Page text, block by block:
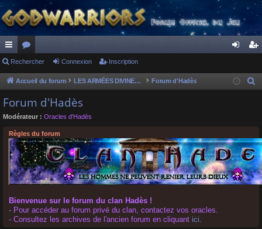
ac
co
ur
ci
or
u
s
ne cri
Rechercher Connexion Inscription
Accueil du forum LES ARMÉES DIVINES - FORUMS DE CLAN Forum d'Hadès
r
c
h
e
Forum d'Hadès
Modérateur : Oracles d'Hadès
Règles du forum
Bienvenue sur le forum du clan Hadès !
- Pour accéder au forum privé du clan, contactez vos oracles.
- Consultez les archives de l'ancien forum en cliquant ici.